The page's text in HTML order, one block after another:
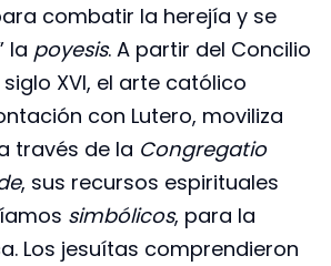
combatir la herejía y se
la poyesis. A partir del Concilio
XVI, el arte católico
con Lutero, moviliza
través de la Congregatio
, sus recursos espirituales
simbólicos, para la
Los jesuítas comprendieron